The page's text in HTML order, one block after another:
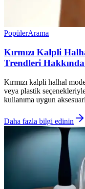
PopülerArama
Kırmızı Kalpli
Trendleri
Kırmızı kalpli halhal
veya plastik
kullanıma uygun
Daha fazla bilgi edinin